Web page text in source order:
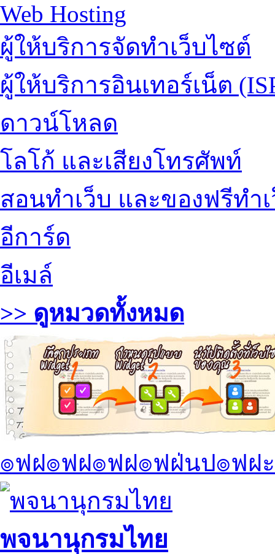
Web Hosting
ผู้ให้บริการจัดทำเว็บไซต์
ผู้ให้บริการอินเทอร์เน็ต
ดาวน์โหลด
โลโก้ และเสียงโทรศัพท์
สอนทำเว็บ และของฟรีทำ
อีการ์ด
อีเมล์
>> ดูหมวดทั้งหมด
๏ฟฝ๏ฟฝ๏ฟฝ๏ฟฝ่นป๏ฟฝ
พจนานุกรมไทย